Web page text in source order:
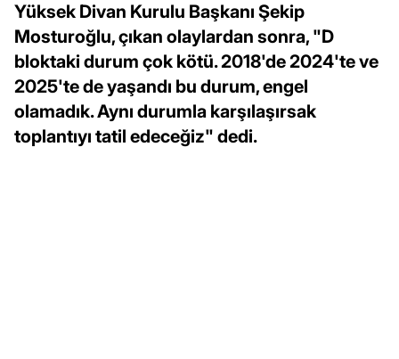
Yüksek Divan Kurulu Başkanı Şekip
Mosturoğlu, çıkan olaylardan sonra, "D
bloktaki durum çok kötü. 2018'de 2024'te ve
2025'te de yaşandı bu durum, engel
olamadık. Aynı durumla karşılaşırsak
toplantıyı tatil edeceğiz" dedi.